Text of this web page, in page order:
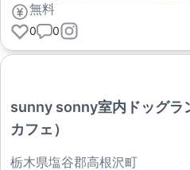
無料
0 0
sunny sonny室内ドッグラ
カフェ）
栃木県塩谷郡高根沢町